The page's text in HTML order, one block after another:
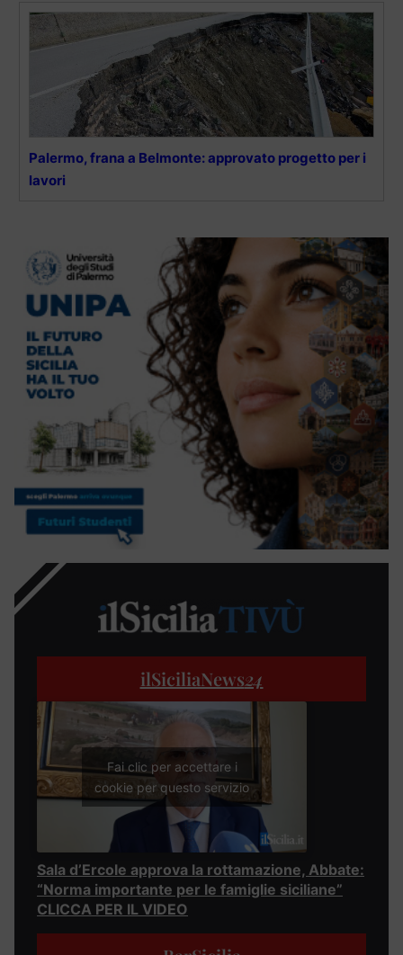
Palermo, frana a Belmonte: approvato progetto per i
lavori
ilSiciliaNews24
Fai clic per accettare i
cookie per questo servizio
Sala d’Ercole approva la rottamazione, Abbate:
“Norma importante per le famiglie siciliane”
CLICCA PER IL VIDEO